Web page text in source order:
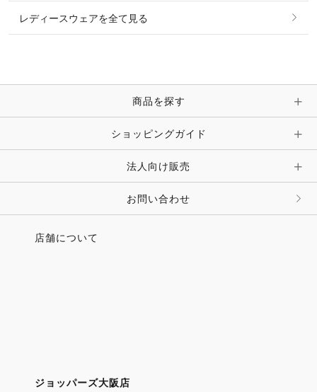
時計・財布・キーケース・革小物
キーホルダー・チャーム・ストラップ
ピン・ブローチ・コサージュ
その他 アクセサリー
レディースウェアを全て見る
商品を探す
ショッピングガイド
法人向け販売
お問い合わせ
店舗について
ジョッパーズ大阪店